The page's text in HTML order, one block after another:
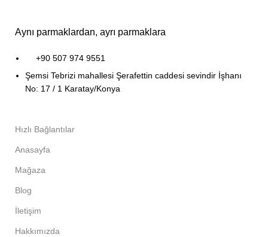
Aynı parmaklardan, ayrı parmaklara
+90 507 974 9551
Şemsi Tebrizi mahallesi Şerafettin caddesi sevindir İşhanı
No: 17 / 1 Karatay/Konya
Hızlı Bağlantılar
Anasayfa
Mağaza
Blog
İletişim
Hakkımızda